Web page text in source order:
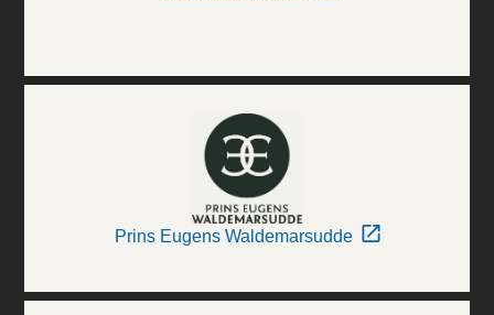
Prins Eugens Waldemarsudde